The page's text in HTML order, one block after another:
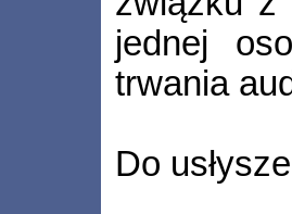
jednej
trwania
Do